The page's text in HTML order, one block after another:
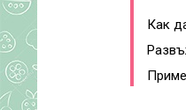
Как